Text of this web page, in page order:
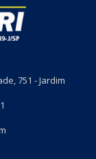
751 - Jardim